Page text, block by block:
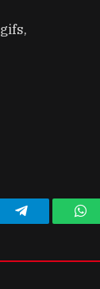
Telegram